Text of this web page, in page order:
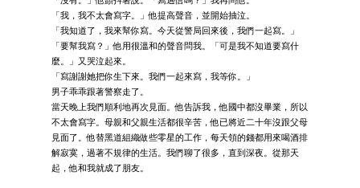
「我，我不太會寫字。」他提高聲音，並開始抽泣。
「我知道了，我來幫你寫。今天從警局回來後，我們一起寫。」
「要幫我寫？」他用很溫和的聲音問我。「可是我不知道要寫什
麼。」又哭泣起來。
「寫謝謝她把你生下來。我們一起來寫，我等你。」
男子乖乖跟著警察走了。
當天晚上我們順利地再次見面。他告訴我，他國中都沒畢業，所以
不太會寫字。母親和父親生活都很辛苦，他已將近二十年沒跟父母
見面了。他替黑道組織做些零星的工作，每天領的錢都用來喝酒排
解寂寞，過著不規律的生活。我們聊了很多，直到深夜。從那天
起，他和我就成了朋友。